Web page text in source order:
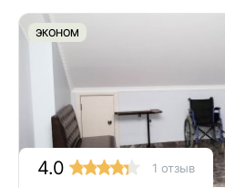
ЭКОНОМ
4.0 1 отзыв